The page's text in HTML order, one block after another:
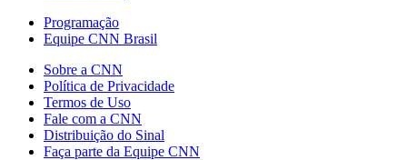
Programação
Equipe CNN Brasil
Sobre a CNN
Política de Privacidade
Termos de Uso
Fale com a CNN
Distribuição do Sinal
Faça parte da Equipe CNN